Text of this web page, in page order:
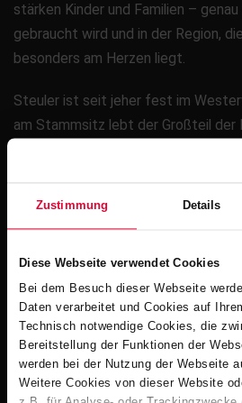
Zustimmung Details
Diese Webseite verwendet Cookies
Bei dem Besuch dieser Webseite
Daten verarbeitet und Cookies auf
Technisch notwendige Cookies, die
Bereitstellung der Funktionen der
werden bei der Nutzung der Webseite
Weitere Cookies von dieser Website
stärken Kinder und Familien –
gebraucht wird und in der Region,
besonders am Herzen liegt.
Steuler ist seit jeher fest im
am Stammsitz lebt der Großteil der
übernimmt das Unternehmen
Projekten schafft das
spürbare Hilfe und langfristige